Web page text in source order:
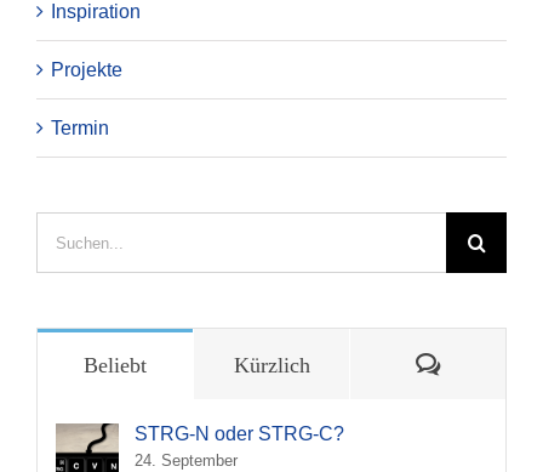
Inspiration
Projekte
Termin
Beliebt Kürzlich
STRG-N oder STRG-C?
24. September